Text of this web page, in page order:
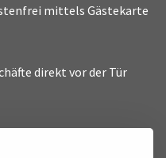
mittels Gästekarte
direkt vor der Tür